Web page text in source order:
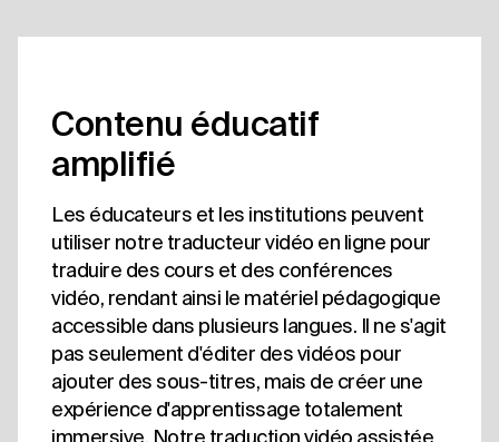
Contenu éducatif
amplifié
Les éducateurs et les institutions peuvent
utiliser notre traducteur vidéo en ligne pour
traduire des cours et des conférences
vidéo, rendant ainsi le matériel pédagogique
accessible dans plusieurs langues. Il ne s'agit
pas seulement d'éditer des vidéos pour
ajouter des sous-titres, mais de créer une
expérience d'apprentissage totalement